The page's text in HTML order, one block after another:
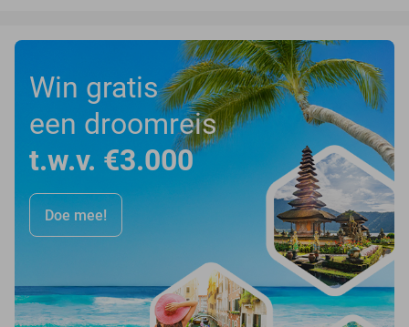
Win gratis
een droomreis
t.w.v. €3.000
Doe mee!